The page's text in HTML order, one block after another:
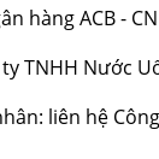
hàng ACB -
TNHH Nước
liên hệ